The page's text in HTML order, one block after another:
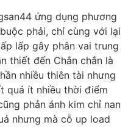
ứng dụng phương
phải, chỉ cùng với lại
lấp gây phân vai trung
thiết đến Chắn chắn là
nhiều thiên tài nhưng
quá ít nhiều thời điểm
phản ánh kim chỉ nan
nhưng mà cỗ up load